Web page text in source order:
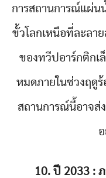
การสถานการณ์แผ่น
ขั้วโลกเหนือที่ละลา
ของทวีปอาร์กติกเ
หมดภายในช่วงฤดู
สถานการณ์นี้อาจส่
10. ปี 2033 :